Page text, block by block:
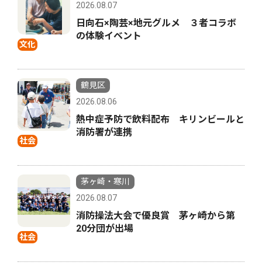
文化
2026.08.07
日向石×陶芸×地元グルメ ３者コラボ
の体験イベント
社会
鶴見区
2026.08.06
熱中症予防で飲料配布 キリンビールと
消防署が連携
社会
茅ヶ崎・寒川
2026.08.07
消防操法大会で優良賞 茅ヶ崎から第
20分団が出場